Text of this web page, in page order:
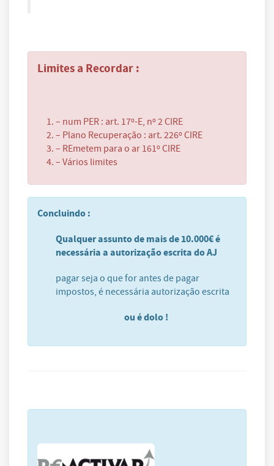
Limites a Recordar :
– num PER : art. 17º-E, nº 2 CIRE
– Plano Recuperação : art. 226º CIRE
– REmetem para o ar 161º CIRE
– Vários limites
Concluindo :
Qualquer assunto de mais de 10.000€ é
necessária a autorização escrita do AJ
pagar seja o que for antes de pagar
impostos, é necessária autorização escrita
ou é dolo !